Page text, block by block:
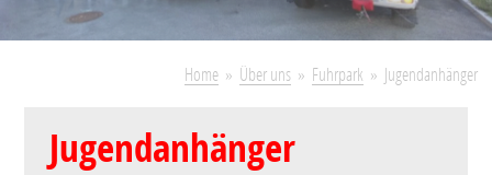
Home Über uns Fuhrpark Jugendanhänger
Jugendanhänger